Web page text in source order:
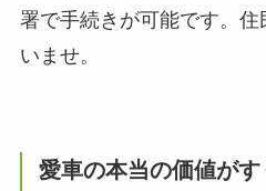
署で手続きが可能です。住
いませ。
愛車の本当の価値が